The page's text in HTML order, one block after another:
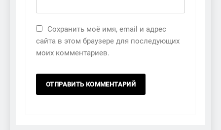
Сохранить моё имя, email и адрес
сайта в этом браузере для последующих
моих комментариев.